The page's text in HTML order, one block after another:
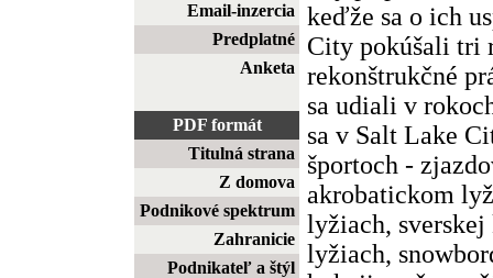
Email-inzercia
Predplatné
Anketa
PDF formát
Titulná strana
Z domova
Podnikové spektrum
Zahranicie
Podnikateľ a štýl
keďže sa o ich
City pokúšali tri
rekonštrukčné
sa udiali v
sa v Salt Lake
športoch -
akrobatickom
lyžiach,
lyžiach,